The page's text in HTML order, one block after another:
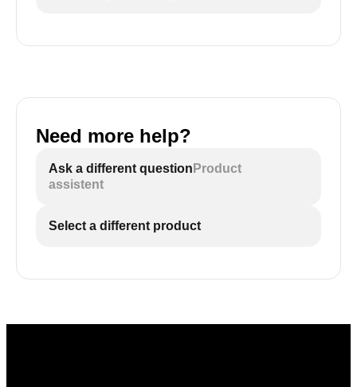
Need more help?
Ask a different question Product
assistent
Select a different product